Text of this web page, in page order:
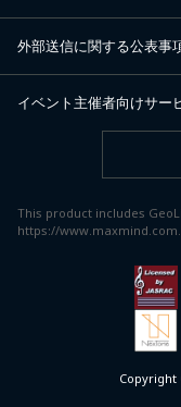
外部送信に関する公表事
イベント主催者向けサー
This product includes
https://www.maxmind.com.
Copyright